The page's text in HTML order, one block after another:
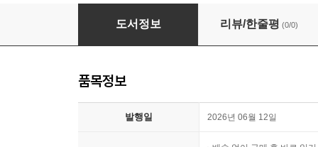
전시 조종사
도서정보 리뷰/한줄평 (0/0)
품목정보
발행일 2026년 06월 12일